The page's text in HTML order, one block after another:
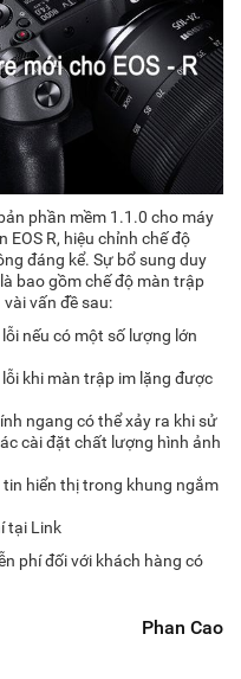
phần mềm 1.1.0 cho máy
R, hiệu chỉnh chế độ
đáng kể. Sự bổ sung duy
bao gồm chế độ màn trập
vàivấn đề sau:
nếu có một số lượng lớn
khi màn trập im lặng được
ngang có thể xảy ra khi sử
cài đặt chất lượng hình ảnh
hiển thị trong khung ngắm
tại Link
phí đối với khách hàng có
Phan Cao